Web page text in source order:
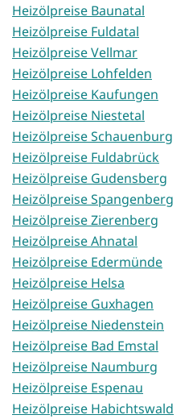
Heizölpreise Baunatal
Heizölpreise Fuldatal
Heizölpreise Vellmar
Heizölpreise Lohfelden
Heizölpreise Kaufungen
Heizölpreise Niestetal
Heizölpreise Schauenburg
Heizölpreise Fuldabrück
Heizölpreise Gudensberg
Heizölpreise Spangenberg
Heizölpreise Zierenberg
Heizölpreise Ahnatal
Heizölpreise Edermünde
Heizölpreise Helsa
Heizölpreise Guxhagen
Heizölpreise Niedenstein
Heizölpreise Bad Emstal
Heizölpreise Naumburg
Heizölpreise Espenau
Heizölpreise Habichtswald